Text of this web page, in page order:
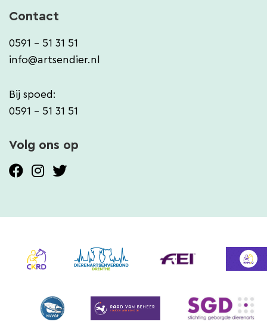
Contact
0591 - 51 31 51
info@artsendier.nl
Bij spoed:
0591 - 51 31 51
Volg ons op